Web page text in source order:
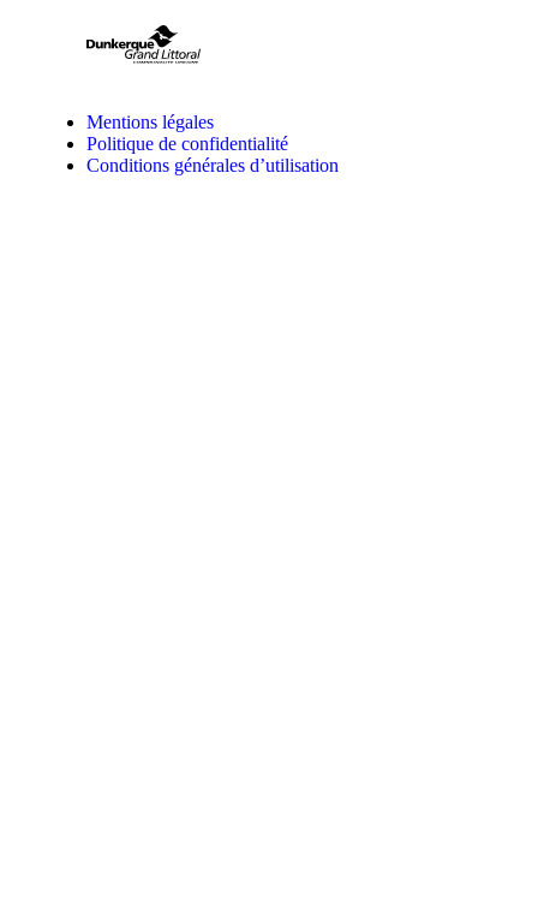
Mentions légales
Politique de confidentialité
Conditions générales d’utilisation